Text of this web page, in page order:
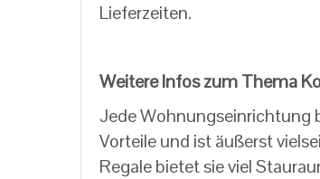
Lieferzeiten.
Weitere Infos zum Thema
Jede Wohnungseinrichtung
Vorteile und ist äußerst
Regale bietet sie viel